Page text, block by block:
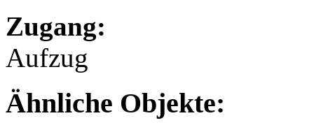
Zugang:
Aufzug
Ähnliche Objekte: